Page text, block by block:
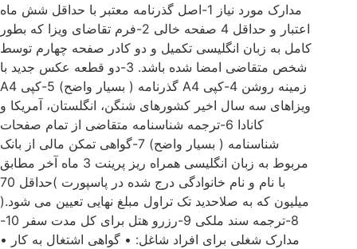
مدارک مورد نیاز 1-اصل گذرنامه معتبر با حداقل شش ماه
اعتبار و حداقل 4 صفحه خالی 2-فرم تقاضای ویزا که بطور
کامل به زبان انگلیسی تکمیل و دو کادر صفحه چهارم توسط
شخص متقاضی امضا شده باشد. 3-دو قطعه عکس جدید با
زمینه روشن 4-کپی A4 گذرنامه ( بسیار واضح) 5-کپی A4
ویزاهای سه سال اخیر کشورهای شنگن، انگلستان، آمریکا و
کانادا 6-ترجمه شناسنامه متقاضی از تمام صفحات
شناسنامه ( بسیار واضح) 7-گواهی تمکن مالی از بانک
مربوط به زبان انگلیسی همراه ریز پرینت 3 ماه آخر مطابق
با نام و نام خانوادگی درج شده در پاسپورت )حداقل 70
میلیون که به صلاحدید تک تراول مبلغ نهایی تعیین می شود.(
8-ترجمه سند ملکی 9-رزرو هتل برای کل مدت سفر 10-
مدارک شغلی برای افراد شاغل: • گواهی اشتغال به کار •